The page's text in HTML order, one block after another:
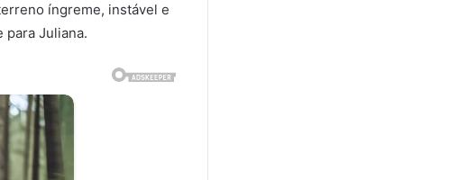
íngreme, instável e
Juliana.